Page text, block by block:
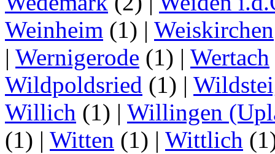
Weinheim (1) | Weiskirchen
| Wernigerode (1) | Wertach
Wildpoldsried (1) |
Willich (1) | Willingen
(1) | Witten (1) | Wittlich